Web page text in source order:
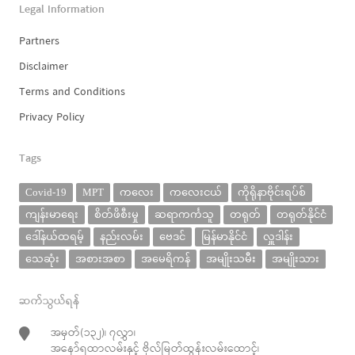
Legal Information
Partners
Disclaimer
Terms and Conditions
Privacy Policy
Tags
Covid-19 MPT ကလေး ကလေးငယ်
ကိုရိုနာဗိုင်းရပ်စ်
ကျန်းမာရေး
စိတ်ဖိစီးမှု ဆရာကင်္ကသူ တရုတ်
တရုတ်နိုင်ငံ
ဒေါ်နယ်ထရမ့်
နည်းလမ်း ဗေဒင် မြန်မာနိုင်ငံ
လှူဒါန်း
သေဆုံး
အစားအစာ အမေရိကန် အမျိုးသမီး အမျိုးသား
ဆက်သွယ်ရန်
အမှတ်(၁၃၂)၊ ၇လွှာ၊
အနော်ရထာလမ်းနှင့် ဗိုလ်မြတ်ထွန်းလမ်းထောင့်၊